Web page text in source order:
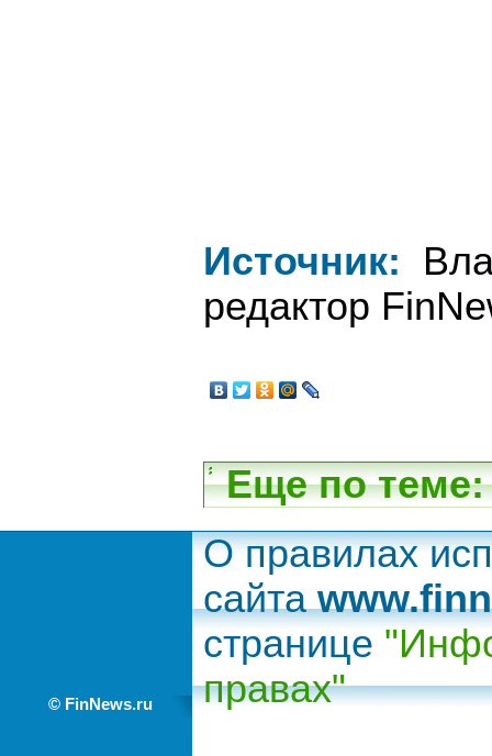
Источник:
редактор
Еще по теме:
© FinNews.ru
О правилах
сайта
странице
правах"